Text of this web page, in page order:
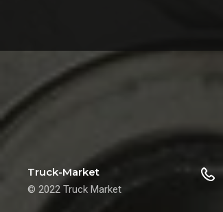
Truck-Market
© 2022 Truck Market